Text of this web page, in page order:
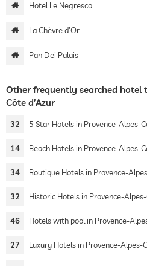
Hotel Le Negresco
La Chèvre d'Or
Pan Dei Palais
Other frequently searched hotel
Côte d’Azur
32 5 Star Hotels in Provence-Alpes-
14 Beach Hotels in Provence-Alpes-
34 Boutique Hotels in Provence-
32 Historic Hotels in Provence-Alpes-
46 Hotels with pool in Provence-
27 Luxury Hotels in Provence-Alpes-